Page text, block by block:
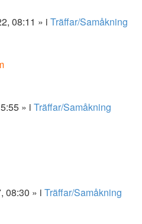
08:11 » i Träffar/Samåkning
» i Träffar/Samåkning
08:30 » i Träffar/Samåkning